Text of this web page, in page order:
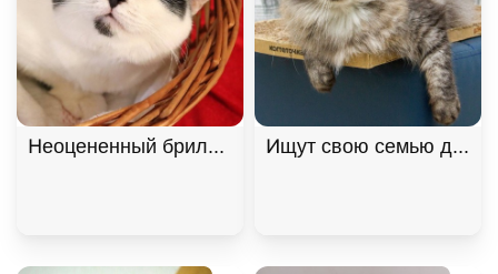
Неоцененный бриллиант Брю ищет дом. В дар! ,
Ищут свою семью два